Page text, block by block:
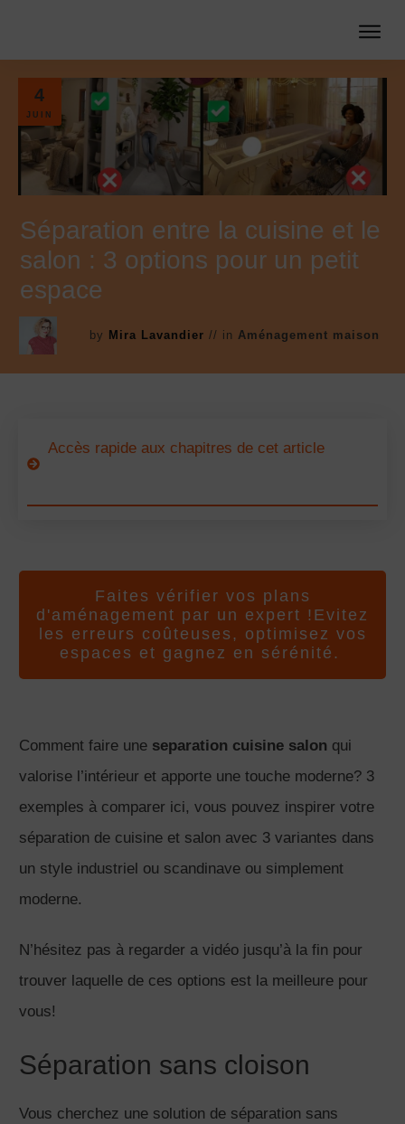
4
JUIN
Séparation entre la cuisine et le
salon : 3 options pour un petit
espace
by Mira Lavandier // in Aménagement maison
Accès rapide aux chapitres de cet article
Faites vérifier vos plans
d'aménagement par un expert !Evitez
les erreurs coûteuses, optimisez vos
espaces et gagnez en sérénité.
Comment faire une separation cuisine salon qui
valorise l’intérieur et apporte une touche moderne? 3
exemples à comparer ici, vous pouvez inspirer votre
séparation de cuisine et salon avec 3 variantes dans
un style industriel ou scandinave ou simplement
moderne.
N’hésitez pas à regarder a vidéo jusqu’à la fin pour
trouver laquelle de ces options est la meilleure pour
vous!
Séparation sans cloison
Vous cherchez une solution de séparation sans